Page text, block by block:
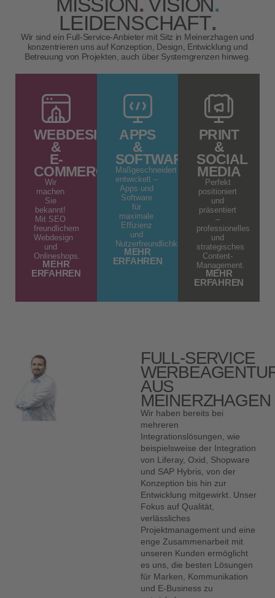
LEIDENSCHAFT.
Wir sind ein Full-Service-Anbieter mit Sitz in Meinerzhagen und
konzentrieren uns auf Konzeption, Design, Entwicklung und
Betreuung von Projekten, auch über Systemgrenzen hinweg.
WEBDESIGN
&
E-
COMMERCE
Wir
machen
Sie
bekannt!
Mit SEO
freundlichem
Webdesign
und
Onlineshops.
MEHR
ERFAHREN
APPS
&
SOFTWARE
Maßgeschneidert
entwickelt –
Apps und
Software
für
maximale
Effizienz
und
Nutzerfreundlichkeit.
MEHR
ERFAHREN
PRINT
&
SOCIAL
MEDIA
Perfekt
positioniert
und
präsentiert
–
professionelles
und
strategisches
Content-
Management.
MEHR
ERFAHREN
FULL-SERVICE
AUS
MEINERZHAGEN
Wir haben bereits bei
mehreren
Integrationslösungen, wie
beispielsweise der Integration
von Liferay, Oxid, Shopware
und SAP Hybris, von der
Konzeption bis hin zur
Entwicklung mitgewirkt. Unser
Fokus auf Qualität,
verlässliches
Projektmanagement und eine
enge Zusammenarbeit mit
unseren Kunden ermöglicht
es uns, die besten Lösungen
für Marken, Kommunikation
und E-Business zu